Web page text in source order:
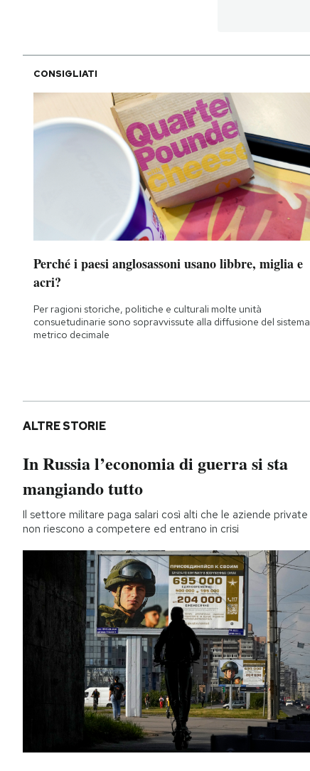
CONSIGLIATI
Perché i paesi anglosassoni usano libbre, miglia e
acri?
Per ragioni storiche, politiche e culturali molte unità
consuetudinarie sono sopravvissute alla diffusione del sistema
metrico decimale
ALTRE STORIE
In Russia l’economia di guerra si sta
mangiando tutto
Il settore militare paga salari così alti che le aziende private
non riescono a competere ed entrano in crisi